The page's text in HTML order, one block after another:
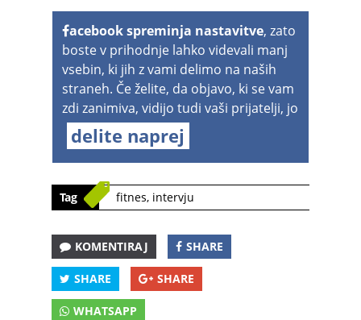
acebook spreminja nastavitve, zato
boste v prihodnje lahko videvali manj
vsebin, ki jih z vami delimo na naših
straneh. Če želite, da objavo, ki se vam
zdi zanimiva, vidijo tudi vaši prijatelji, jo
delite naprej
Tag fitnes, intervju
KOMENTIRAJ SHARE
SHARE SHARE
WHATSAPP